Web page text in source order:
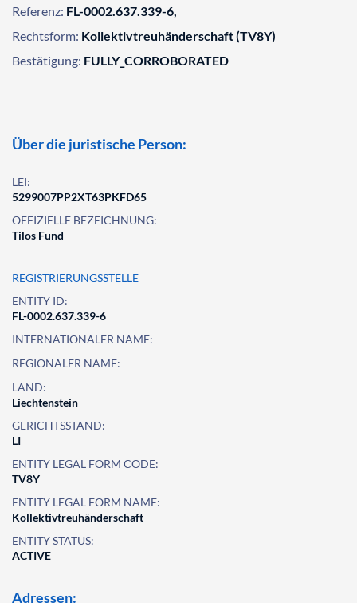
Referenz: FL-0002.637.339-6,
Rechtsform: Kollektivtreuhänderschaft (TV8Y)
Bestätigung: FULLY_CORROBORATED
Über die juristische Person:
LEI:
5299007PP2XT63PKFD65
OFFIZIELLE BEZEICHNUNG:
Tilos Fund
REGISTRIERUNGSSTELLE
ENTITY ID:
FL-0002.637.339-6
INTERNATIONALER NAME:
REGIONALER NAME:
LAND:
Liechtenstein
GERICHTSSTAND:
LI
ENTITY LEGAL FORM CODE:
TV8Y
ENTITY LEGAL FORM NAME:
Kollektivtreuhänderschaft
ENTITY STATUS:
ACTIVE
Adressen: